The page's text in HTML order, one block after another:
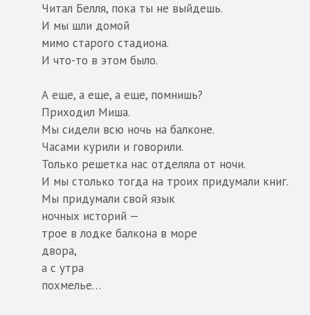
Читал Белля, пока ты не выйдешь.
И мы шли домой
мимо старого стадиона.
И что-то в этом было.
А еще, а еще, а еще, помнишь?
Приходил Миша.
Мы сидели всю ночь на балконе.
Часами курили и говорили.
Только решетка нас отделяла от ночи.
И мы столько тогда на троих придумали книг.
Мы придумали свой язык
ночных историй —
трое в лодке балкона в море
двора,
а с утра
похмелье…